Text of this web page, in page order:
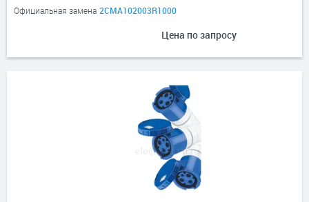
Официальная замена 2CMA102003R1000
Цена по запросу